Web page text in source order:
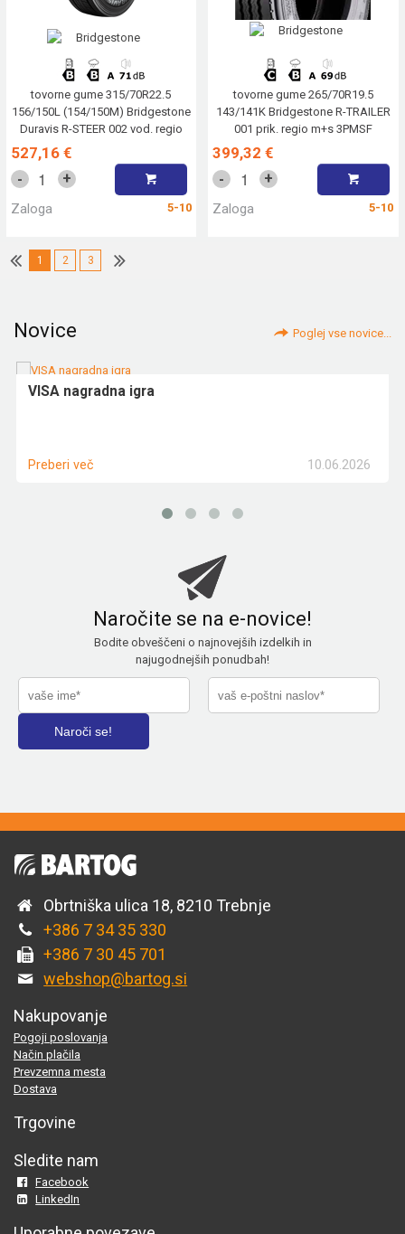
tovorne gume 315/70R22.5
156/150L (154/150M) Bridgestone
Duravis R-STEER 002 vod. regio
m+s 3PMSF
527,16 €
- +
Zaloga 5-10
tovorne gume 265/70R19.5
143/141K Bridgestone R-TRAILER
001 prik. regio m+s 3PMSF
399,32 €
- +
Zaloga 5-10
1 2 3
Novice Poglej vse novice...
VISA nagradna igra
10.06.2026
Preberi več
Naročite se na e-novice!
Bodite obveščeni o najnovejših izdelkih in
najugodnejših ponudbah!
Obrtniška ulica 18, 8210 Trebnje
+386 7 34 35 330
+386 7 30 45 701
webshop@bartog.si
Nakupovanje
Pogoji poslovanja
Način plačila
Prevzemna mesta
Dostava
Trgovine
Sledite nam
Facebook
LinkedIn